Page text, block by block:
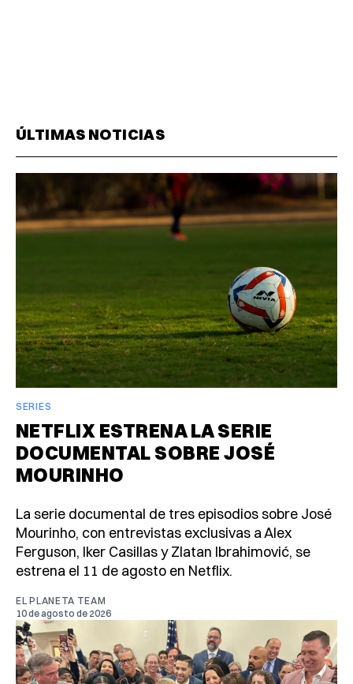
ÚLTIMAS NOTICIAS
SERIES
NETFLIX ESTRENA LA SERIE
DOCUMENTAL SOBRE JOSÉ
MOURINHO
La serie documental de tres episodios sobre José
Mourinho, con entrevistas exclusivas a Alex
Ferguson, Iker Casillas y Zlatan Ibrahimović, se
estrena el 11 de agosto en Netflix.
EL PLANETA TEAM
10 de agosto de 2026